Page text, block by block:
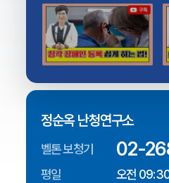
정순옥 난청연구소
벨톤 보청기 02-
평일
오전